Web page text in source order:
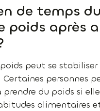
de temps
poids après
peut se stabiliser
Certaines personnes
du poids si
alimentaires